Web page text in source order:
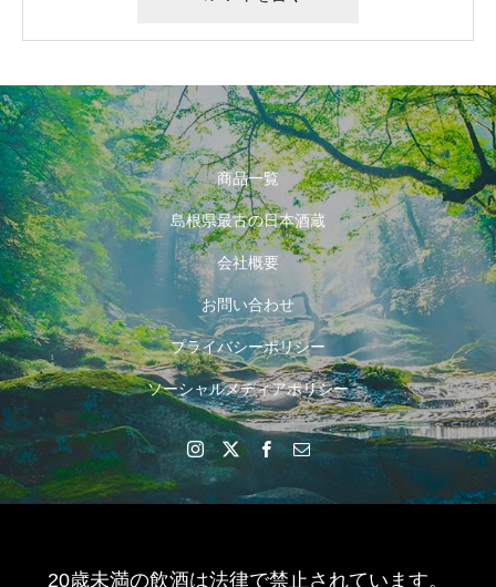
商品一覧
島根県最古の日本酒蔵
会社概要
お問い合わせ
プライバシーポリシー
ソーシャルメディアポリシー
20歳未満の飲酒は法律で禁止されています。